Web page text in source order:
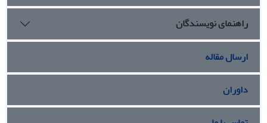
راهنمای نویسندگان
ارسال مقاله
داوران